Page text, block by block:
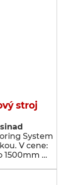
stroj
System
V cene:
1500mm …